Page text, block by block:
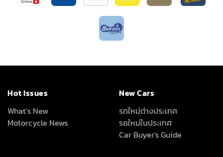
Hot Issues
What’s New
Motorcycle News
New Cars
รถใหม่ต่างประเทศ
รถใหม่ในประเทศ
Car Buyer's Guide